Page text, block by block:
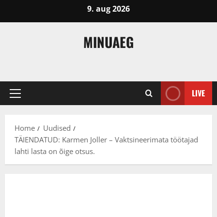
9. aug 2026
MINUAEG
Primary
LIVE
Home
Uudised
TÄIENDATUD: Karmen Joller – Vaktsineerimata töötajad
lahti lasta on õige otsus.